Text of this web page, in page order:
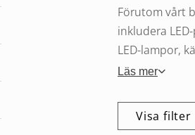
Förutom vårt
inkludera
LED-lampor,
Läs mer
Visa filter